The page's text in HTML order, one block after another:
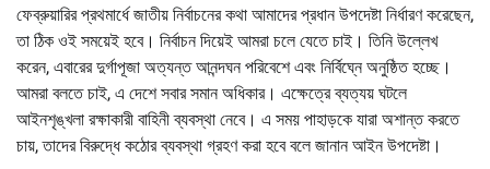
ফেব্রুয়ারির প্রথমার্ধে জাতীয় নির্বাচনের কথা আমাদের প্রধান উপদেষ্টা নির্ধারণ করেছেন,
তা ঠিক ওই সময়েই হবে। নির্বাচন দিয়েই আমরা চলে যেতে চাই। তিনি উল্লেখ
করেন, এবারের দুর্গাপূজা অত্যন্ত আনন্দঘন পরিবেশে এবং নির্বিঘ্নে অনুষ্ঠিত হচ্ছে।
আমরা বলতে চাই, এ দেশে সবার সমান অধিকার। এক্ষেত্রে ব্যত্যয় ঘটলে
আইনশৃঙ্খলা রক্ষাকারী বাহিনী ব্যবস্থা নেবে। এ সময় পাহাড়কে যারা অশান্ত করতে
চায়, তাদের বিরুদ্ধে কঠোর ব্যবস্থা গ্রহণ করা হবে বলে জানান আইন উপদেষ্টা।